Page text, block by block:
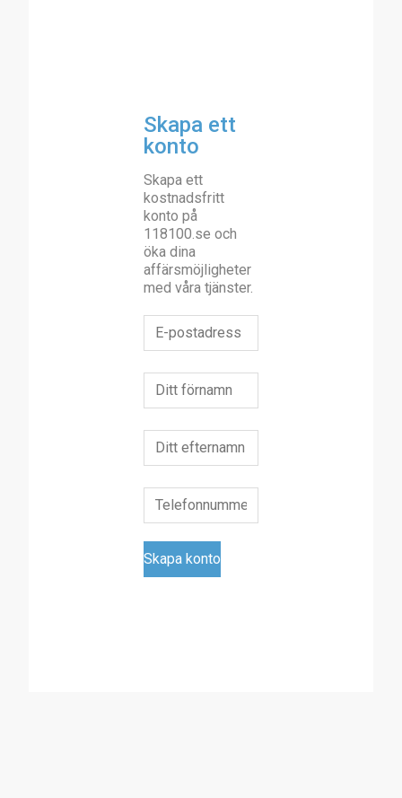
Skapa ett
konto
Skapa ett
kostnadsfritt
konto på
118100.se och
öka dina
affärsmöjligheter
med våra tjänster.